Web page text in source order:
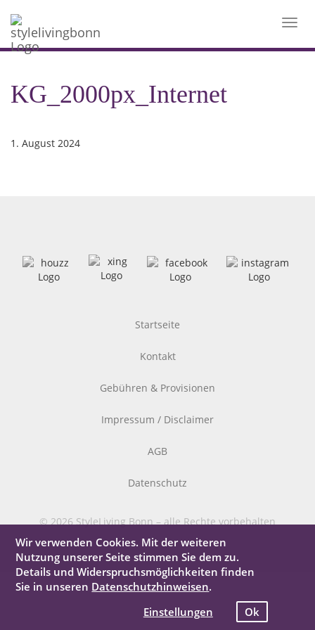
KG_2000px_Internet
1. August 2024
Startseite
Kontakt
Gebühren & Provisionen
Impressum / Disclaimer
AGB
Datenschutz
© 2026 StyleLiving Bonn – alle Rechte vorbehalten
Wir verwenden Cookies. Mit der weiteren
Nutzung unserer Seite stimmen Sie dem zu.
Details und Widerspruchsmöglichkeiten finden
Sie in unseren Datenschutzhinweisen.
Einstellungen
Ok